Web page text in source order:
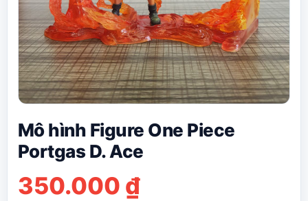
Mô hình Figure One Piece
Portgas D. Ace
350.000 ₫